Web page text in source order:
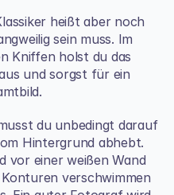
heißt aber noch
sein muss. Im
Kniffen holst du das
und sorgst für ein
du unbedingt darauf
Hintergrund abhebt.
vor einer weißen Wand
verschwimmen